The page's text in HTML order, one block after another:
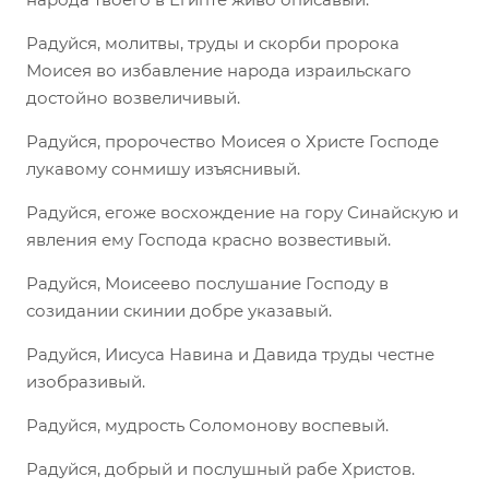
Радуйся, молитвы, труды и скорби пророка
Моисея во избавление народа израильскаго
достойно возвеличивый.
Радуйся, пророчество Моисея о Христе Господе
лукавому сонмишу изъяснивый.
Радуйся, егоже восхождение на гору Синайскую и
явления ему Господа красно возвестивый.
Радуйся, Моисеево послушание Господу в
созидании скинии добре указавый.
Радуйся, Иисуса Навина и Давида труды честне
изобразивый.
Радуйся, мудрость Соломонову воспевый.
Радуйся, добрый и послушный рабе Христов.